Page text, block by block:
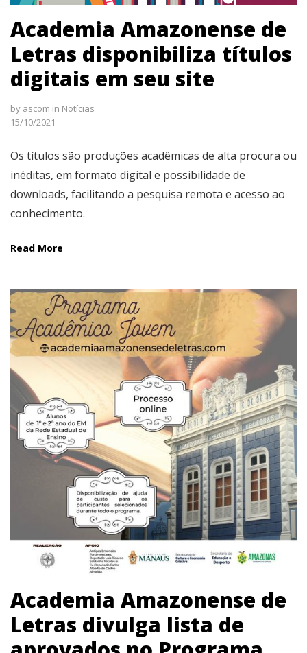
Academia Amazonense de
Letras disponibiliza títulos
digitais em seu site
by ascom in Notícias
15/10/2021
Os títulos são produções acadêmicas de alta procura ou
inéditas, em formato digital e possibilidade de
downloads, facilitando a pesquisa remota e acesso ao
conhecimento.
Read More
Academia Amazonense de
Letras divulga lista de